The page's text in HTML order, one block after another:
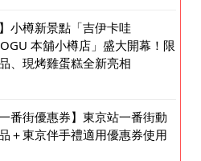
】小樽新景點「吉伊卡哇
本舖小樽店」盛大開幕！限
、現烤雞蛋糕全新亮相
一番街優惠券】東京站一番街動
＋東京伴手禮適用優惠券使用